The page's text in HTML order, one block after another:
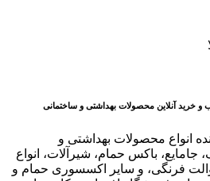
و خرید آنلاین محصولات بهداشتی و ساختمانی
انواع محصولات بهداشتی و
جامایع، باکس حمام، شیرآلات، انواع
فرنگی، و سایر اکسسوری حمام و